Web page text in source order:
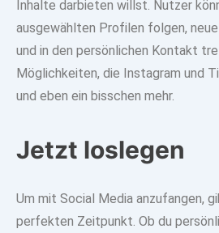
Inhalte darbieten willst. Nutzer
ausgewählten Profilen folgen,
und in den persönlichen Kontakt
Möglichkeiten, die Instagram und
und eben ein bisschen mehr.
Jetzt loslegen
Um mit Social Media anzufangen,
perfekten Zeitpunkt. Ob du